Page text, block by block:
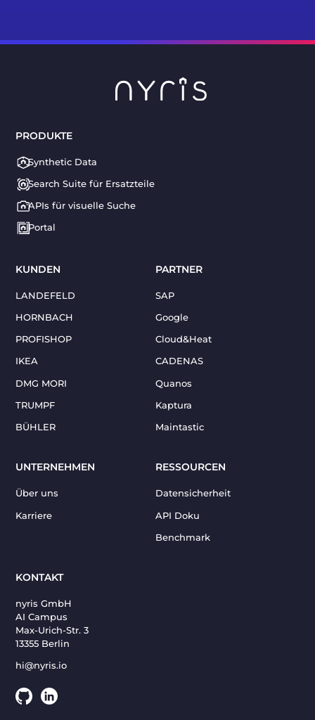
PRODUKTE
Synthetic Data
Search Suite für Ersatzteile
APIs für visuelle Suche
Portal
RESSOURCEN
Datensicherheit
API Doku
Benchmark
KUNDEN
LANDEFELD
HORNBACH
PROFISHOP
IKEA
DMG MORI
TRUMPF
BÜHLER
PARTNER
SAP
Google
Cloud&Heat
CADENAS
Quanos
Kaptura
Maintastic
UNTERNEHMEN
Über uns
Karriere
KONTAKT
nyris GmbH
AI Campus
Max-Urich-Str. 3
13355 Berlin
hi@nyris.io